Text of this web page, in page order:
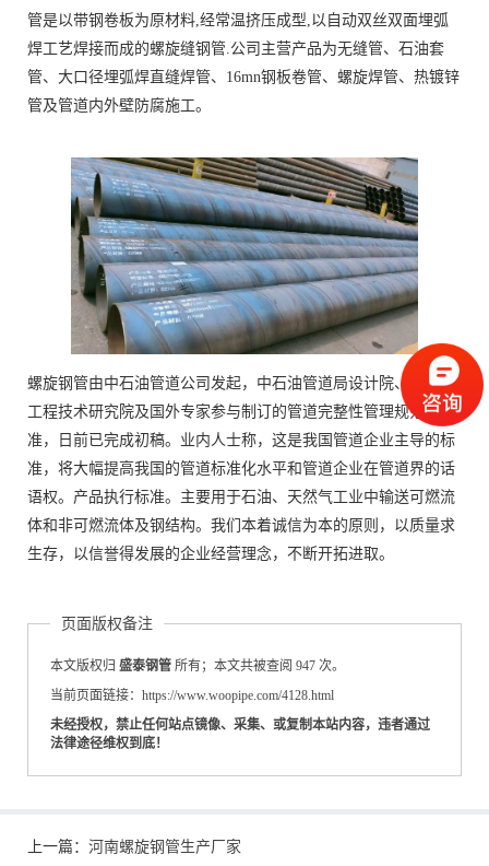
管是以带钢卷板为原材料,经常温挤压成型,以自动双丝双面埋弧
焊工艺焊接而成的螺旋缝钢管.公司主营产品为无缝管、石油套
管、大口径埋弧焊直缝焊管、16mn钢板卷管、螺旋焊管、热镀锌
管及管道内外壁防腐施工。
螺旋钢管由中石油管道公司发起，中石油管道局设计院、石油管
工程技术研究院及国外专家参与制订的管道完整性管理规范标
准，日前已完成初稿。业内人士称，这是我国管道企业主导的标
准，将大幅提高我国的管道标准化水平和管道企业在管道界的话
语权。产品执行标准。主要用于石油、天然气工业中输送可燃流
体和非可燃流体及钢结构。我们本着诚信为本的原则，以质量求
生存，以信誉得发展的企业经营理念，不断开拓进取。
页面版权备注
本文版权归 盛泰钢管 所有；本文共被查阅 947 次。
当前页面链接：https://www.woopipe.com/4128.html
未经授权，禁止任何站点镜像、采集、或复制本站内容，违者通过
法律途径维权到底！
上一篇： 河南螺旋钢管生产厂家